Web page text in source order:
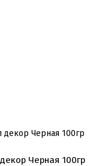
Черная 100гр